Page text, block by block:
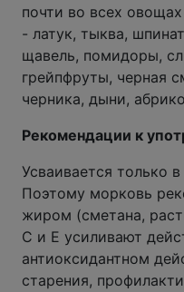
почти во всех
- латук, тыква,
щавель, помидоры,
грейпфруты, черная
черника, дыни,
Рекомендации к
Усваивается только
Поэтому морковь
жиром (сметана,
С и Е усиливают
антиоксидантном
старения,